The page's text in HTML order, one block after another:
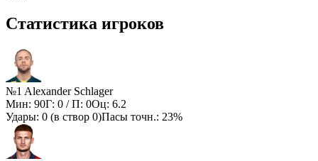
Статистика игроков
№1 Alexander Schlager
Мин: 90Г: 0 / П: 0Оц: 6.2
Удары: 0 (в створ 0)Пасы точн.: 23%